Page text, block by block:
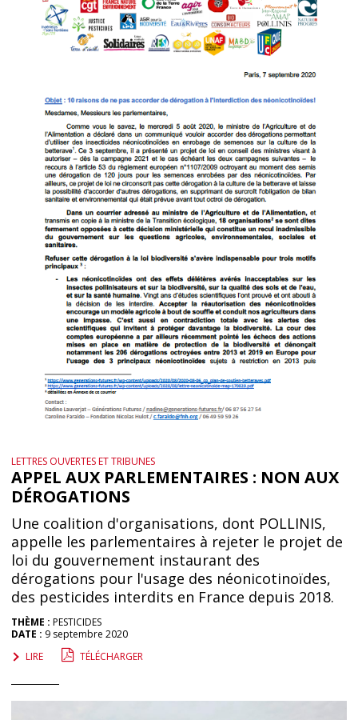
LETTRES OUVERTES ET TRIBUNES
APPEL AUX PARLEMENTAIRES : NON AUX
DÉROGATIONS
Une coalition d'organisations, dont POLLINIS,
appelle les parlementaires à rejeter le projet de
loi du gouvernement instaurant des
dérogations pour l'usage des néonicotinoïdes,
des pesticides interdits en France depuis 2018.
THÈME : PESTICIDES
DATE : 9 septembre 2020
LIRE
TÉLÉCHARGER